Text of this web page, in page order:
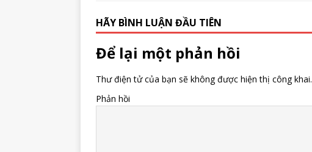
HÃY BÌNH LUẬN ĐẦU TIÊN
Để lại một phản hồi
Thư điện tử của bạn sẽ không được hiện thị công khai.
Phản hồi